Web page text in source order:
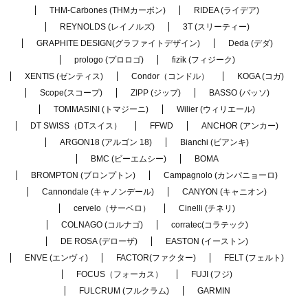
THM-Carbones (THMカーボン)
RIDEA (ライデア)
REYNOLDS (レイノルズ)
3T (スリーティー)
GRAPHITE DESIGN(グラファイトデザイン)
Deda (デダ)
prologo (プロロゴ)
fizik (フィジーク)
XENTIS (ゼンティス)
Condor（コンドル）
KOGA (コガ)
Scope(スコープ)
ZIPP (ジップ)
BASSO (バッソ)
TOMMASINI (トマジーニ)
Wilier (ウィリエール)
DT SWISS（DTスイス）
FFWD
ANCHOR (アンカー)
ARGON18 (アルゴン 18)
Bianchi (ビアンキ)
BMC (ビーエムシー)
BOMA
BROMPTON (ブロンプトン)
Campagnolo (カンパニョーロ)
Cannondale (キャノンデール)
CANYON (キャニオン)
cervelo（サーベロ）
Cinelli (チネリ)
COLNAGO (コルナゴ)
corratec(コラテック)
DE ROSA (デローザ)
EASTON (イーストン)
ENVE (エンヴィ)
FACTOR(ファクター)
FELT (フェルト)
FOCUS（フォーカス）
FUJI (フジ)
FULCRUM (フルクラム)
GARMIN